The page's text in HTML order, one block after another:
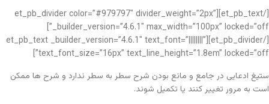
[/et_pb_text][et_pb_divider color=”#979797″ divider_weight=”2px”
_builder_version=”4.6.1″ max_width=”100px” locked=”off”]
[/et_pb_divider][et_pb_text _builder_version=”4.6.1″ text_font=”||||||||”
text_font_size=”16px” text_line_height=”1.8em” locked=”off”]
ستیغ ادعایی در جامع و مانع بودن شرح سطر به سطر ندارد و شرح ها ممکن
است به مرور تغییر کنند یا تکمیل شوند.